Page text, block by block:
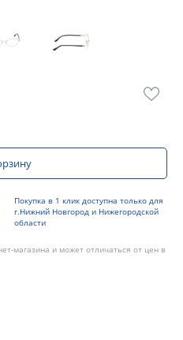
Покупка в 1 клик доступна только для
г.Нижний Новгород и Нижегородской
области
магазина и может отличаться от цен в